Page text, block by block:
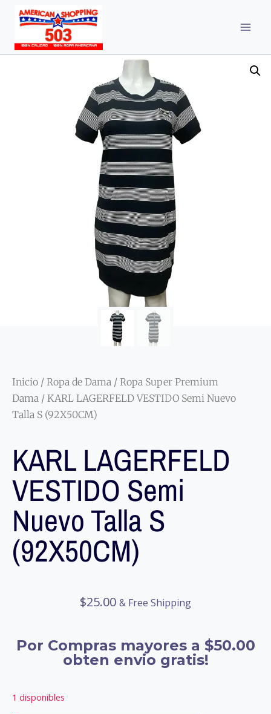
Inicio / Ropa de Dama / Ropa Super Premium
Dama / KARL LAGERFELD VESTIDO Semi Nuevo
Talla S (92X50CM)
KARL LAGERFELD
VESTIDO Semi
Nuevo Talla S
(92X50CM)
$25.00 & Free Shipping
Por Compras mayores a $50.00
obten envio gratis!
1 disponibles